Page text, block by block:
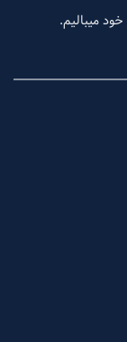
میبالیم.